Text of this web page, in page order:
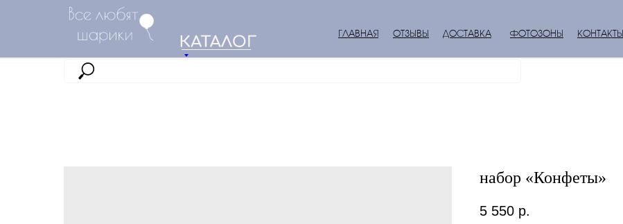
ОТЗЫВЫ
ГЛАВНАЯ ДОСТАВКА КОНТАКТЫ
ФОТОЗОНЫ
набор «Конфеты»
5 550 р.